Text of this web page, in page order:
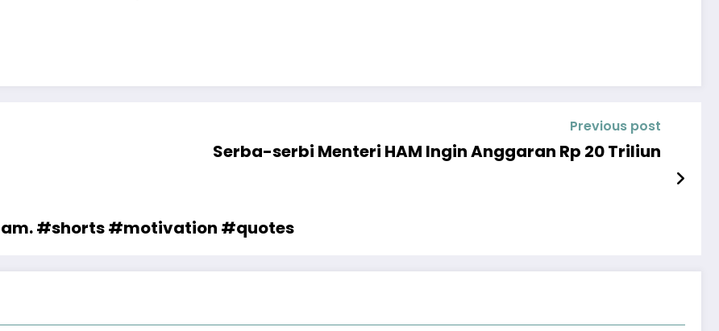
Previous post
Serba-serbi Menteri HAM Ingin Anggaran Rp 20 Triliun
#shorts #motivation #quotes